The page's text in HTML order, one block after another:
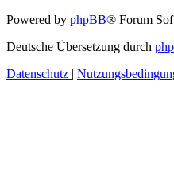
Powered by phpBB® Forum
Deutsche Übersetzung durch
Datenschutz |